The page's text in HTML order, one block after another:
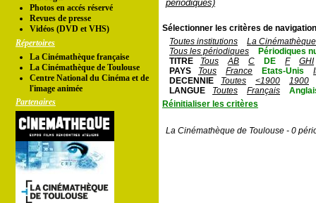
Photos en accés réservé
Revues de presse
Vidéos (DVD et VHS)
Répertoires
La Cinémathèque française
La Cinémathèque de Toulouse
Centre National du Cinéma et de
l'image animée
Partenaires
périodiques)
Sélectionner les critères de
Toutes institutions
La
Tous les périodiques
Périodiques
TITRE
Tous AB C DE F
GHI
PAYS
Tous France Etats-Unis
DECENNIE
Toutes <1900
1900
LANGUE
Toutes Français
Réinitialiser les critères
La Cinémathèque de Toulouse - 0